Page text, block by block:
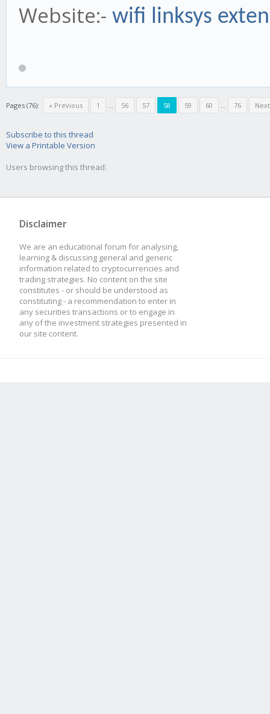
Website:- wifi linksys
Pages (76): « Previous 1 ... 56 57 58 59 60 ... 76
Subscribe to this thread
View a Printable Version
Users browsing this thread:
Disclaimer
We are an educational forum for analysing,
learning & discussing general and generic
information related to cryptocurrencies and
trading strategies. No content on the site
constitutes - or should be understood as
constituting - a recommendation to enter in
any securities transactions or to engage in
any of the investment strategies presented in
our site content.